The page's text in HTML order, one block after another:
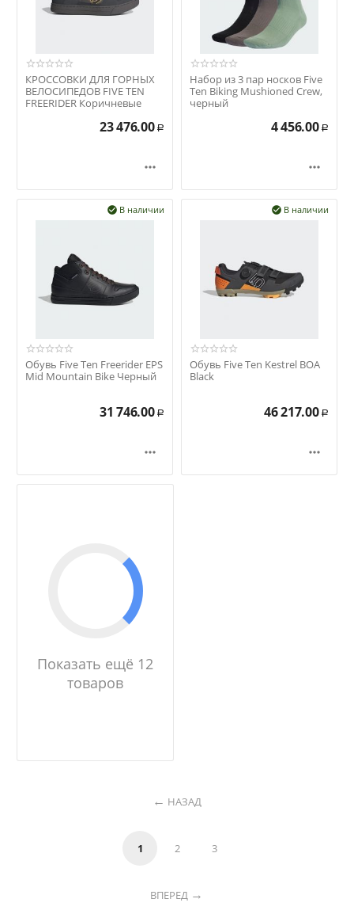
КРОССОВКИ ДЛЯ ГОРНЫХ
ВЕЛОСИПЕДОВ FIVE TEN
FREERIDER Коричневые
23 476.00 Р

Набор из 3 пар носков Five
Ten Biking Mushioned Crew,
черный
4 456.00 Р

В наличии

Обувь Five Ten Freerider EPS
Mid Mountain Bike Черный
31 746.00 Р

В наличии

Обувь Five Ten Kestrel BOA
Black
46 217.00 Р

Показать ещё 12
товаров
НАЗАД
1 2 3
ВПЕРЕД